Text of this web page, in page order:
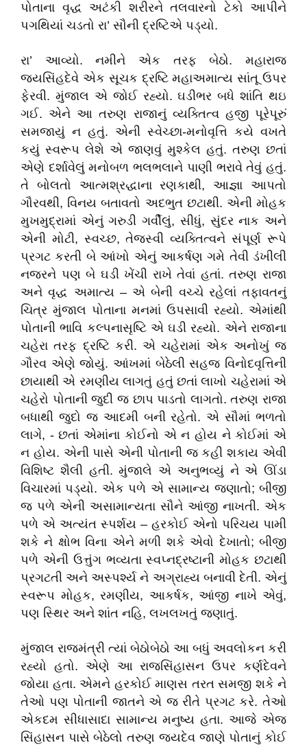
પોતાના વૃદ્ધ અટંકી શરીરને તલવારનો ટેકો આપીને
પગથિયાં ચડતો રા’ સૌની દ્રષ્ટિએ પડ્યો.
રા’ આવ્યો. નમીને એક તરફ બેઠો. મહારાજ
જયસિંહદેવે એક સૂચક દ્રષ્ટિ મહાઅમાત્ય સાંતૂ ઉપર
ફેરવી. મુંજાલ એ જોઈ રહ્યો. ઘડીભર બધે શાંતિ થઇ
ગઈ. એને આ તરુણ રાજાનું વ્યક્તિત્વ હજી પૂરેપૂરું
સમજાયું ન હતું. એની સ્વેચ્છા-મનોવૃત્તિ કયે વખતે
કયું સ્વરૂપ લેશે એ જાણવું મુશ્કેલ હતું. તરુણ છતાં
એણે દર્શાવેલું મનોબળ ભલભલાને પાણી ભરાવે તેવું હતું.
તે બોલતો આત્મશ્રદ્ધાના રણકાથી, આજ્ઞા આપતો
ગૌરવથી, વિનય બતાવતો અદભુત છટાથી. એની મોહક
મુખમુદ્રામાં એનું ગરુડી ગર્વીલું, સીધું, સુંદર નાક અને
એની મોટી, સ્વચ્છ, તેજસ્વી વ્યક્તિત્વને સંપૂર્ણ રૂપે
પ્રગટ કરતી બે આંખો એનું આકર્ષણ ગમે તેવી ડંખીલી
નજરને પણ બે ઘડી ખેંચી રાખે તેવાં હતાં. તરુણ રાજા
અને વૃદ્ધ અમાત્ય – એ બેની વચ્ચે રહેલાં તફાવતનું
ચિત્ર મુંજાલ પોતાના મનમાં ઉપસાવી રહ્યો. એમાંથી
પોતાની ભાવિ કલ્પનાસૃષ્ટિ એ ઘડી રહ્યો. એને રાજાના
ચહેરા તરફ દ્રષ્ટિ કરી. એ ચહેરામાં એક અનોખું જ
ગૌરવ એણે જોયું. આંખમાં બેઠેલી સહજ વિનોદવૃત્તિની
છાયાથી એ રમણીય લાગતું હતું છતાં લાખો ચહેરામાં એ
ચહેરો પોતાની જુદી જ છાપ પાડતો લાગતો. તરુણ રાજા
બધાથી જુદો જ આદમી બની રહેતો. એ સૌમાં ભળતો
લાગે, - છતાં એમાંના કોઈનો એ ન હોય ને કોઈમાં એ
ન હોય. એની પાસે એની પોતાની જ કહી શકાય એવી
વિશિષ્ટ શૈલી હતી. મુંજાલે એ અનુભવ્યું ને એ ઊંડા
વિચારમાં પડ્યો. એક પળે એ સામાન્ય જણાતો; બીજી
જ પળે એની અસામાન્યતા સૌને આંજી નાખતી. એક
પળે એ અત્યંત સ્પર્શય – હરકોઈ એનો પરિચય પામી
શકે ને ક્ષોભ વિના એને મળી શકે એવો દેખાતો; બીજી
પળે એની ઉત્તુંગ ભવ્યતા સ્વપ્નદ્રષ્ટાની મોહક છટાથી
પ્રગટતી અને અસ્પર્શ્ય ને અગ્રાહ્ય બનાવી દેતી. એનું
સ્વરૂપ મોહક, રમણીય, આકર્ષક, આંજી નાખે એવું,
પણ સ્થિર અને શાંત નહિ, લખલખતું જણાતું.
મુંજાલ રાજમંત્રી ત્યાં બેઠોબેઠો આ બધું અવલોકન કરી
રહ્યો હતો. એણે આ રાજસિંહાસન ઉપર કર્ણદેવને
જોયા હતા. એમને હરકોઈ માણસ તરત સમજી શકે ને
તેઓ પણ પોતાની જાતને એ જ રીતે પ્રગટ કરે. તેઓ
એકદમ સીધાસાદા સામાન્ય મનુષ્ય હતા. આજે એજ
સિંહાસન પાસે બેઠેલો તરુણ જયદેવ જાણે પોતાનું કોઈ